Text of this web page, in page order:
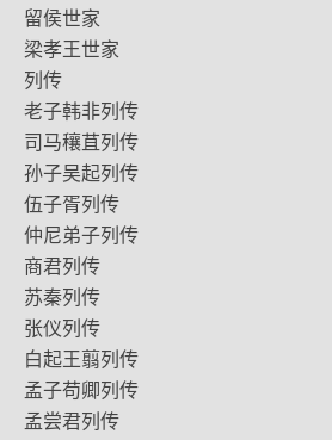
留侯世家
梁孝王世家
列传
老子韩非列传
司马穰苴列传
孙子吴起列传
伍子胥列传
仲尼弟子列传
商君列传
苏秦列传
张仪列传
白起王翦列传
孟子苟卿列传
孟尝君列传